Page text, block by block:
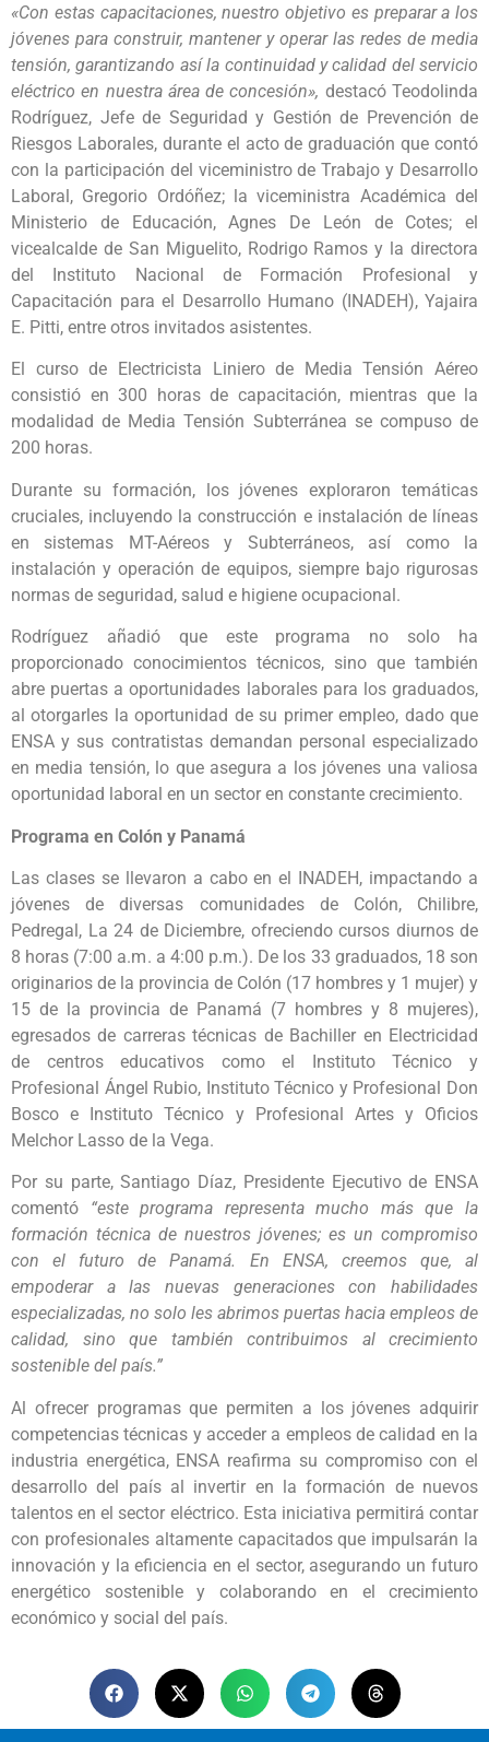
«Con estas capacitaciones, nuestro objetivo es preparar a los
jóvenes para construir, mantener y operar las redes de media
tensión, garantizando así la continuidad y calidad del servicio
eléctrico en nuestra área de concesión», destacó Teodolinda
Rodríguez, Jefe de Seguridad y Gestión de Prevención de
Riesgos Laborales, durante el acto de graduación que contó
con la participación del viceministro de Trabajo y Desarrollo
Laboral, Gregorio Ordóñez; la viceministra Académica del
Ministerio de Educación, Agnes De León de Cotes; el
vicealcalde de San Miguelito, Rodrigo Ramos y la directora
del Instituto Nacional de Formación Profesional y
Capacitación para el Desarrollo Humano (INADEH), Yajaira
E. Pitti, entre otros invitados asistentes.
El curso de Electricista Liniero de Media Tensión Aéreo
consistió en 300 horas de capacitación, mientras que la
modalidad de Media Tensión Subterránea se compuso de
200 horas.
Durante su formación, los jóvenes exploraron temáticas
cruciales, incluyendo la construcción e instalación de líneas
en sistemas MT-Aéreos y Subterráneos, así como la
instalación y operación de equipos, siempre bajo rigurosas
normas de seguridad, salud e higiene ocupacional.
Rodríguez añadió que este programa no solo ha
proporcionado conocimientos técnicos, sino que también
abre puertas a oportunidades laborales para los graduados,
al otorgarles la oportunidad de su primer empleo, dado que
ENSA y sus contratistas demandan personal especializado
en media tensión, lo que asegura a los jóvenes una valiosa
oportunidad laboral en un sector en constante crecimiento.
Programa en Colón y Panamá
Las clases se llevaron a cabo en el INADEH, impactando a
jóvenes de diversas comunidades de Colón, Chilibre,
Pedregal, La 24 de Diciembre, ofreciendo cursos diurnos de
8 horas (7:00 a.m. a 4:00 p.m.). De los 33 graduados, 18 son
originarios de la provincia de Colón (17 hombres y 1 mujer) y
15 de la provincia de Panamá (7 hombres y 8 mujeres),
egresados de carreras técnicas de Bachiller en Electricidad
de centros educativos como el Instituto Técnico y
Profesional Ángel Rubio, Instituto Técnico y Profesional Don
Bosco e Instituto Técnico y Profesional Artes y Oficios
Melchor Lasso de la Vega.
Por su parte, Santiago Díaz, Presidente Ejecutivo de ENSA
comentó “este programa representa mucho más que la
formación técnica de nuestros jóvenes; es un compromiso
con el futuro de Panamá. En ENSA, creemos que, al
empoderar a las nuevas generaciones con habilidades
especializadas, no solo les abrimos puertas hacia empleos de
calidad, sino que también contribuimos al crecimiento
sostenible del país.”
Al ofrecer programas que permiten a los jóvenes adquirir
competencias técnicas y acceder a empleos de calidad en la
industria energética, ENSA reafirma su compromiso con el
desarrollo del país al invertir en la formación de nuevos
talentos en el sector eléctrico. Esta iniciativa permitirá contar
con profesionales altamente capacitados que impulsarán la
innovación y la eficiencia en el sector, asegurando un futuro
energético sostenible y colaborando en el crecimiento
económico y social del país.